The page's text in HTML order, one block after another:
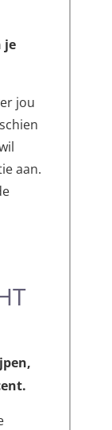
je
jou
aan.